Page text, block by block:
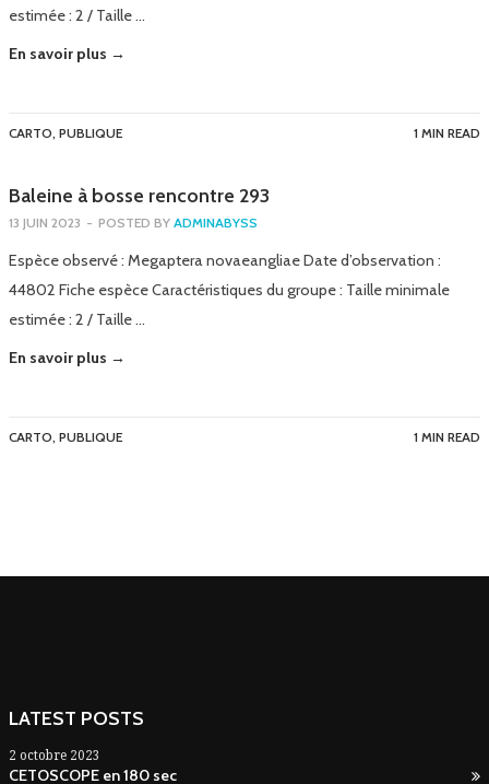
estimée : 2 / Taille …
En savoir plus →
CARTO, PUBLIQUE 1 MIN READ
Baleine à bosse rencontre 293
13 JUIN 2023 - POSTED BY ADMINABYSS
Espèce observé : Megaptera novaeangliae Date d’observation :
44802 Fiche espèce Caractéristiques du groupe : Taille minimale
estimée : 2 / Taille …
En savoir plus →
CARTO, PUBLIQUE 1 MIN READ
LATEST POSTS
2 octobre 2023
CETOSCOPE en 180 sec